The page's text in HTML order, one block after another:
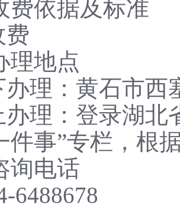
费依据及标准
费
理地点
办理：黄石市西
理：登录湖北
件事”专栏，根
询电话
6488678